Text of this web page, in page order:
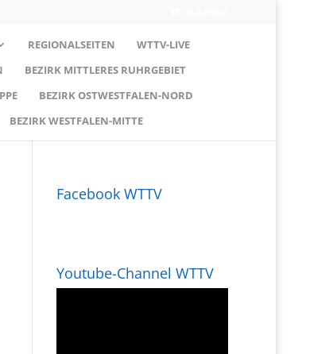
REGIONALSEITEN
WTTV-LIVE
BEZIRK MITTLERES RUHRGEBIET
BEZIRK OSTWESTFALEN-NORD
BEZIRK WESTFALEN-MITTE
Facebook WTTV
Youtube-Channel WTTV